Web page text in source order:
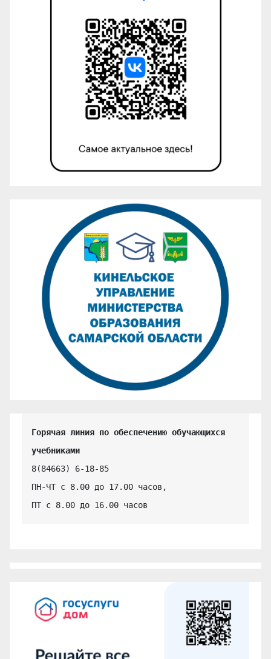
Горячая линия по обеспечению обучающихся
учебниками
8(84663) 6-18-85
ПН-ЧТ с 8.00 до 17.00 часов,
ПТ с 8.00 до 16.00 часов